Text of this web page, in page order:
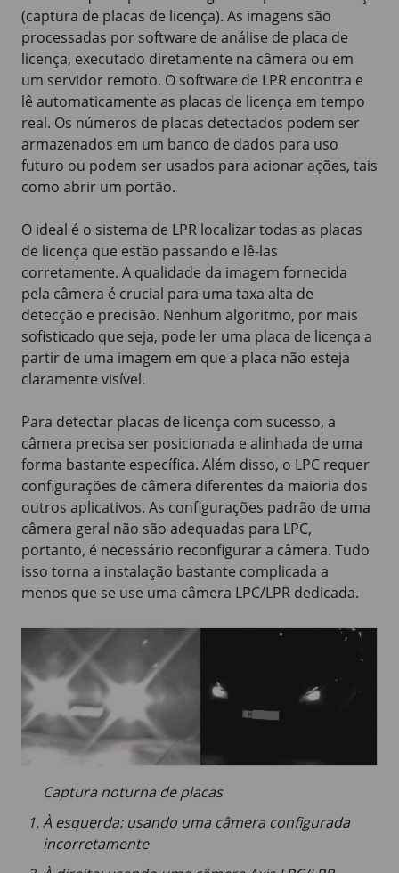
(captura de placas de licença). As imagens são
processadas por software de análise de placa de
licença, executado diretamente na câmera ou em
um servidor remoto. O software de LPR encontra e
lê automaticamente as placas de licença em tempo
real. Os números de placas detectados podem ser
armazenados em um banco de dados para uso
futuro ou podem ser usados para acionar ações, tais
como abrir um portão.
O ideal é o sistema de LPR localizar todas as placas
de licença que estão passando e lê-las
corretamente. A qualidade da imagem fornecida
pela câmera é crucial para uma taxa alta de
detecção e precisão. Nenhum algoritmo, por mais
sofisticado que seja, pode ler uma placa de licença a
partir de uma imagem em que a placa não esteja
claramente visível.
Para detectar placas de licença com sucesso, a
câmera precisa ser posicionada e alinhada de uma
forma bastante específica. Além disso, o LPC requer
configurações de câmera diferentes da maioria dos
outros aplicativos. As configurações padrão de uma
câmera geral não são adequadas para LPC,
portanto, é necessário reconfigurar a câmera. Tudo
isso torna a instalação bastante complicada a
menos que se use uma câmera LPC/LPR dedicada.
Captura noturna de placas
À esquerda: usando uma câmera configurada
incorretamente